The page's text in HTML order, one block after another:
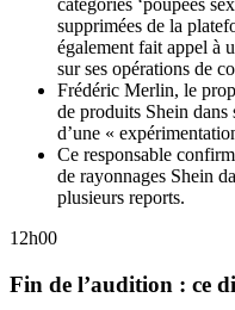
supprimées de la
également fait appel à
sur ses opérations de
Frédéric Merlin, le
de produits Shein dans
d’une «
Ce responsable
de rayonnages Shein
plusieurs reports.
12h00
Fin de l’audition : ce